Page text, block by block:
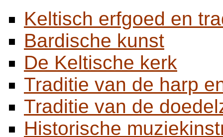
Keltisch erfgoed en
Bardische kunst
De Keltische kerk
Traditie van de harp
Traditie van de
Historische